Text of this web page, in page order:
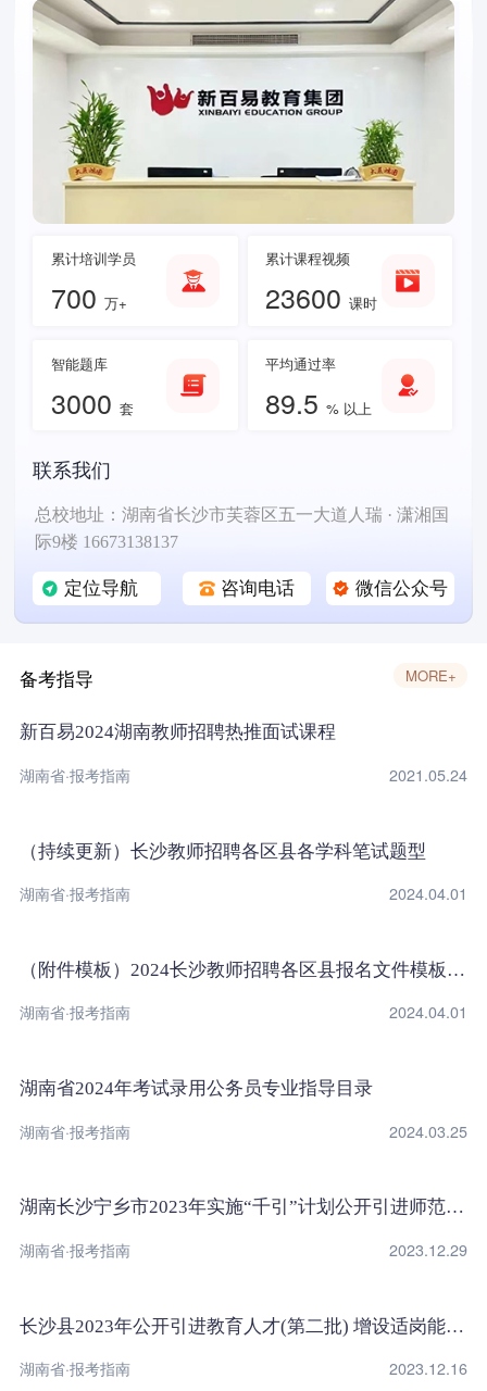
累计培训学员
700 万+
累计课程视频
23600课时
智能题库
3000 套
平均通过率
89.5% 以上
联系我们
总校地址：湖南省长沙市芙蓉区五一大道人瑞 · 潇湘国
际9楼 16673138137
定位导航 咨询电话 微信公众号
备考指导 MORE+
新百易2024湖南教师招聘热推面试课程
湖南省·报考指南 2021.05.24
（持续更新）长沙教师招聘各区县各学科笔试题型
湖南省·报考指南 2024.04.01
（附件模板）2024长沙教师招聘各区县报名文件模板下载
湖南省·报考指南 2024.04.01
湖南省2024年考试录用公务员专业指导目录
湖南省·报考指南 2024.03.25
湖南长沙宁乡市2023年实施“千引”计划公开引进师范院校硕士及以上研究生调整岗位计划通知
湖南省·报考指南 2023.12.29
长沙县2023年公开引进教育人才(第二批) 增设适岗能力评价环节岗位及相关要求的公告
湖南省·报考指南 2023.12.16